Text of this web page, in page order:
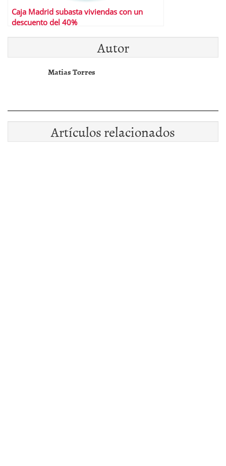
Caja Madrid subasta viviendas con un
descuento del 40%
Autor
Matias Torres
Artículos relacionados